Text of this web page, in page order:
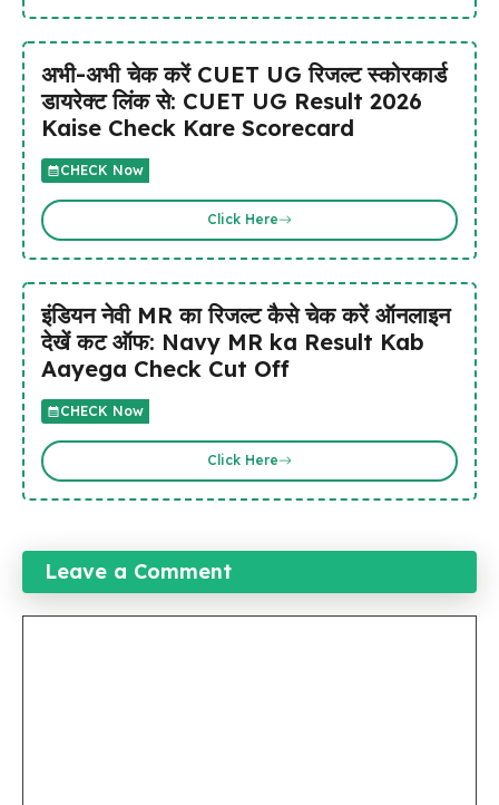
अभी-अभी चेक करें CUET UG रिजल्ट स्कोरकार्ड
डायरेक्ट लिंक से: CUET UG Result 2026
Kaise Check Kare Scorecard
CHECK Now
Click Here
इंडियन नेवी MR का रिजल्ट कैसे चेक करें ऑनलाइन
देखें कट ऑफ: Navy MR ka Result Kab
Aayega Check Cut Off
CHECK Now
Click Here
Leave a Comment